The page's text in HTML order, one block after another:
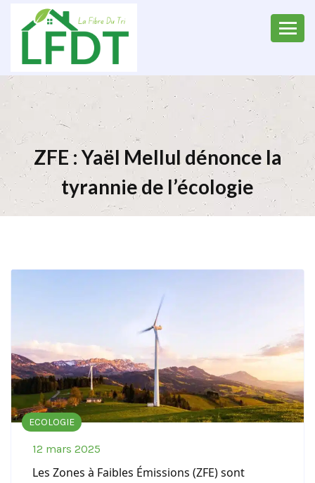
ZFE : Yaël Mellul dénonce la
tyrannie de l’écologie
ECOLOGIE
12 mars 2025
Les Zones à Faibles Émissions (ZFE) sont